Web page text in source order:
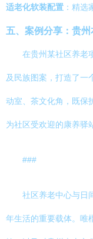
适老化软装配置 ：精选
五、案例分享：贵
在贵州某社区养老
及民族图案，打造了一
动室、茶文化角，既保
为社区受欢迎的康养驿
###
社区养老中心与日
年生活的重要载体。唯